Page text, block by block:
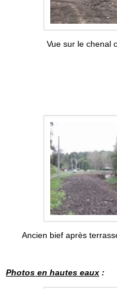
Vue sur le chenal
Ancien bief après
Photos en hautes eaux :